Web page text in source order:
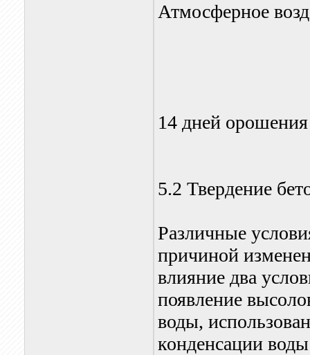
Атмосферное
14 дней орошения
5.2 Твердение
Различные
причиной
влияние два
появление
воды,
конденсации